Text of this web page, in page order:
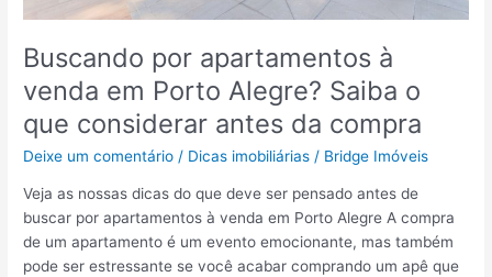
Buscando por apartamentos à
venda em Porto Alegre? Saiba o
que considerar antes da compra
Deixe um comentário / Dicas imobiliárias / Bridge Imóveis
Veja as nossas dicas do que deve ser pensado antes de
buscar por apartamentos à venda em Porto Alegre A compra
de um apartamento é um evento emocionante, mas também
pode ser estressante se você acabar comprando um apê que